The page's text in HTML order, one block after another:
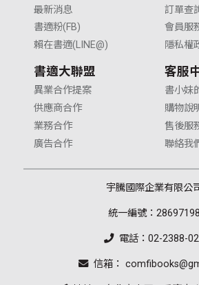
最新消息
書適粉(FB)
賴在書適(LINE@)
訂單查
會員服
隱私權
書適大聯盟
異業合作提案
供應商合作
業務合作
廣告合作
客服
書小妹
購物說
售後服
聯絡我
宇騰國際企業有限公
統一編號：28697198
電話：02-2388-
信箱：